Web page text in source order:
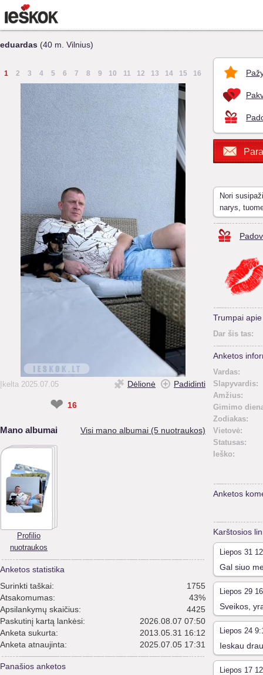
eduardas (40 m. Vilnius)
1 2 3 4 5 6 7 8 9 10 11 12 13 14 15 16
Įkelta 2025.07.05 Dėlionė Padidinti
❤ 16
Mano albumai Visi mano albumai (5 nuotraukos)
Profilio
nuotraukos
Anketos statistika
Surinkti taškai:
1755
Atsakomumas:
43%
Apsilankymų skaičius:
4425
Paskutinį kartą lankėsi:
2026.08.07 07:50
Anketa sukurta:
2013.05.31 16:12
Anketa atnaujinta:
2025.07.05 17:31
Panašios anketos
Nori
narys,
Trumpai
Dar šis tas:
Anketos
Vardas:
Slapyvardis:
Amžius:
Gimimo
Zodiakas:
Vietovė:
Statusas:
Ieško:
Anketos
Karštosios
Liepos 31
Gal siuo
Liepos 29
Sveikos,
Liepos 24
Ieskau
Liepos 17